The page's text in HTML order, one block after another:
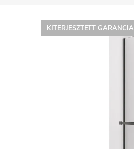
KITERJESZTETT GARANCIA